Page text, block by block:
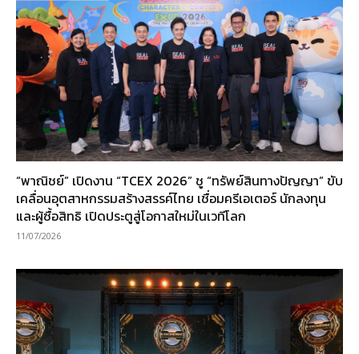
“พาณิชย์” เปิดงาน “TCEX 2026” ชู “ทรัพย์สินทางปัญญา” ขับ
เคลื่อนอุตสาหกรรมสร้างสรรค์ไทย เชื่อมครีเอเตอร์ นักลงทุน
และผู้ซื้อสิทธิ เปิดประตูสู่โอกาสใหม่ในเวทีโลก
11/07/2026